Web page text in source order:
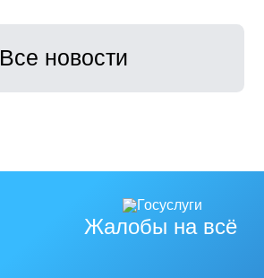
Все новости
Жалобы на всё